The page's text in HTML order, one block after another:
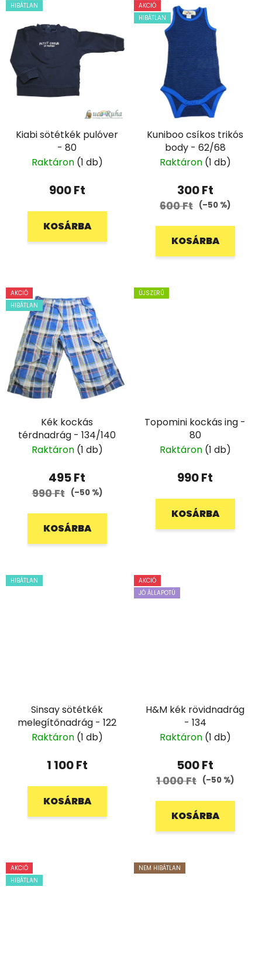
HIBÁTLAN
Kiabi sötétkék pulóver
- 80
Raktáron (1 db)
900 Ft
KOSÁRBA
AKCIÓ
HIBÁTLAN
Kuniboo csíkos trikós
body - 62/68
Raktáron (1 db)
300 Ft
600 Ft (–50 %)
KOSÁRBA
AKCIÓ
HIBÁTLAN
Kék kockás
térdnadrág - 134/140
Raktáron (1 db)
495 Ft
990 Ft (–50 %)
KOSÁRBA
ÚJSZERŰ
Topomini kockás ing -
80
Raktáron (1 db)
990 Ft
KOSÁRBA
HIBÁTLAN
Sinsay sötétkék
melegítőnadrág - 122
Raktáron (1 db)
1 100 Ft
KOSÁRBA
AKCIÓ
JÓ ÁLLAPOTÚ
H&M kék rövidnadrág
- 134
Raktáron (1 db)
500 Ft
1 000 Ft (–50 %)
KOSÁRBA
AKCIÓ
HIBÁTLAN
NEM HIBÁTLAN